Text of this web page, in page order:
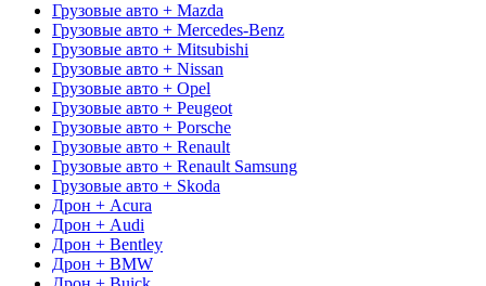
Грузовые авто + Mazda
Грузовые авто + Mercedes-Benz
Грузовые авто + Mitsubishi
Грузовые авто + Nissan
Грузовые авто + Opel
Грузовые авто + Peugeot
Грузовые авто + Porsche
Грузовые авто + Renault
Грузовые авто + Renault Samsung
Грузовые авто + Skoda
Дрон + Acura
Дрон + Audi
Дрон + Bentley
Дрон + BMW